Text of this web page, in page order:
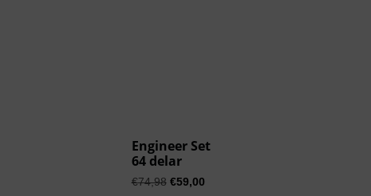
Engineer Set
64 delar
€74,98 €59,00